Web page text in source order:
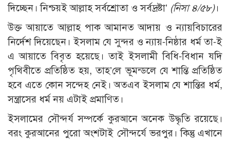
দিচ্ছেন। নিশ্চয়ই আল্লাহ সর্বশ্রোতা ও সর্বদ্রষ্টা’ (নিসা ৪/৫৮)।
উক্ত আয়াতে আল্লাহ পাক আমানত আদায় ও ন্যায়বিচারের
নির্দেশ দিয়েছেন। ইসলাম যে সুন্দর ও ন্যায়-নিষ্ঠার ধর্ম তা-ই
এ আয়াতে বিবৃত হয়েছে। তাই ইসলামী বিধি-বিধান যদি
পৃথিবীতে প্রতিষ্ঠিত হয়, তাহ’লে ভূমন্ডলে যে শান্তি প্রতিষ্ঠিত
হবে এতে কোন সন্দেহ নেই। অতএব ইসলাম যে শান্তির ধর্ম,
সন্ত্রাসের ধর্ম নয় এটাই প্রমাণিত।
ইসলামের সৌন্দর্য সম্পর্কে কুরআনে অনেক উদ্ধৃতি রয়েছে।
বরং কুরআনের পুরো অংশটাই সৌন্দর্যে ভরপুর। কিন্তু এখানে